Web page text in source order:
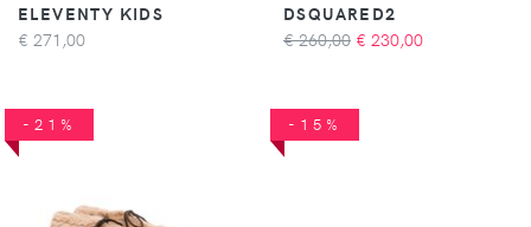
ELEVENTY KIDS
€ 271,00
DSQUARED2
€ 260,00 € 230,00
-21% -15%